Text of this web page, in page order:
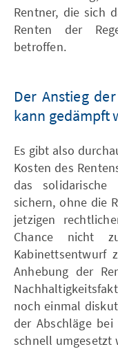
Rentner, die sich
Renten der
betroffen.
Der Anstieg
kann gedämpft
Es gibt also
Kosten des
das solidarische
sichern, ohne die
jetzigen
Chance nicht
Kabinettsentwurf
Anhebung der
noch einmal
der Abschläge
schnell umgesetzt